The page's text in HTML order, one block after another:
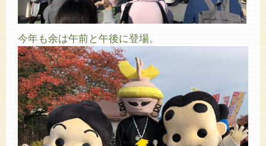
今年も余は午前と午後に登場。